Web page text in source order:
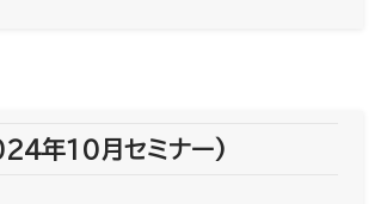
年10月セミナー)